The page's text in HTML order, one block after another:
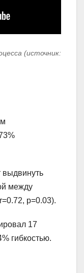
(источник:
между
p=0.03).
17
гибкостью.